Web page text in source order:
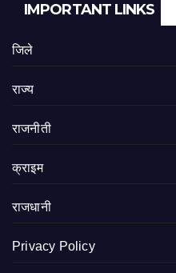
IMPORTANT LINKS
जिले
राज्य
राजनीती
क्राइम
राजधानी
Privacy Policy